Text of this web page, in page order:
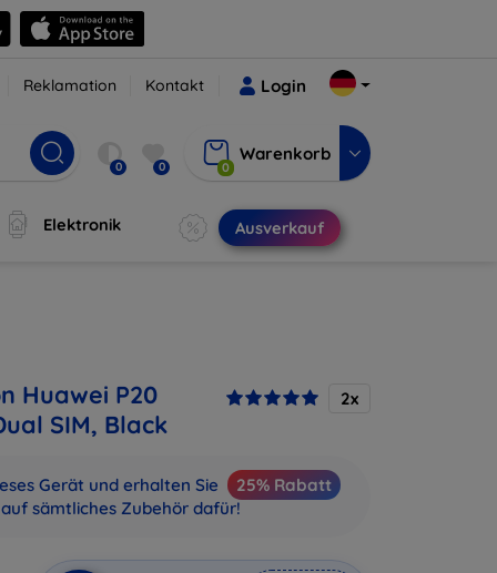
Reklamation Kontakt Login
0 0 0
Warenkorb
Elektronik Ausverkauf
Huawei P20
SIM, Black
2x
Gerät und erhalten Sie
25% Rabatt
auf sämtliches Zubehör dafür!